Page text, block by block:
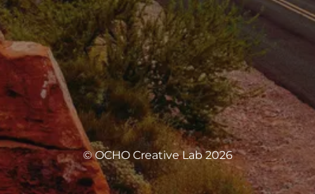
© OCHO Creative Lab 2026